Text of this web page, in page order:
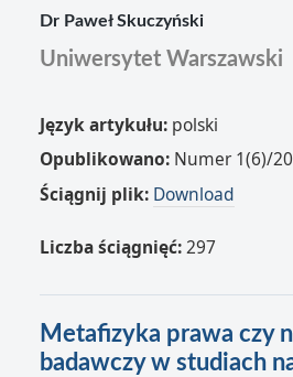
Dr Paweł Skuczyński
Uniwersytet Warszawski
Język artykułu: polski
Opublikowano: Numer 1(6)/
Ściągnij plik: Download
Liczba ściągnięć:297
Metafizyka prawa czy
badawczy w studiach